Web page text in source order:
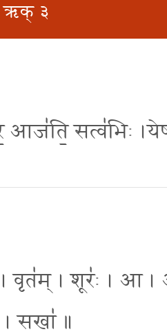
ऋक् ३
सत्व॑भिः
वृत॑म् । शूरः॑ । आ ।
। सखा॑ ॥